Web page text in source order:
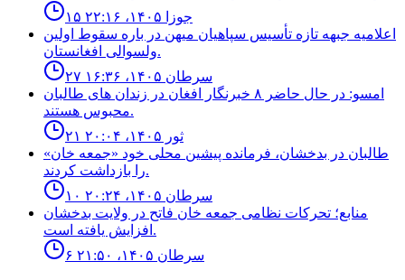
۱۵ جوزا ۱۴۰۵، ۲۲:۱۶
اعلاميه جبهه تازه تأسيس سپاهيان ميهن در باره سقوط اولين
ولسوالى افغانستان.
۲۷ سرطان ۱۴۰۵، ۱۶:۳۶
امسو: در حال حاضر ۸ خبرنگار افغان در زندان‌ های طالبان
محبوس هستند.
۲۱ ثور ۱۴۰۵، ۲۰:۰۴
طالبان در بدخشان، فرمانده پیشین محلی خود «جمعه خان»
را بازداشت کردند.
۱۰ سرطان ۱۴۰۵، ۲۰:۲۴
منابع؛ تحركات نظامى جمعه خان فاتح در ولايت بدخشان
افزايش يافته است.
۶ سرطان ۱۴۰۵، ۲۱:۵۰